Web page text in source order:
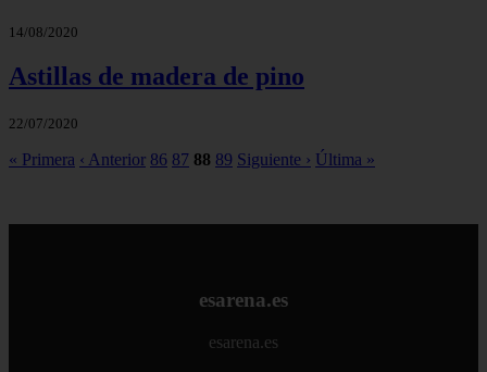
14/08/2020
Astillas de madera de pino
22/07/2020
« Primera ‹ Anterior 86 87 88 89 Siguiente › Última »
esarena.es
esarena.es